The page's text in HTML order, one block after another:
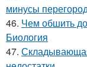
минусы
46. Чем обшить
Биология
47.